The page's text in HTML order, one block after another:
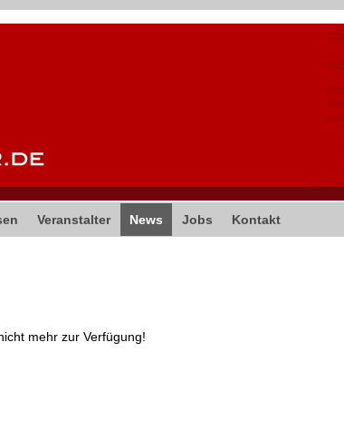
Veranstalter News Jobs Kontakt
mehr zur Verfügung!